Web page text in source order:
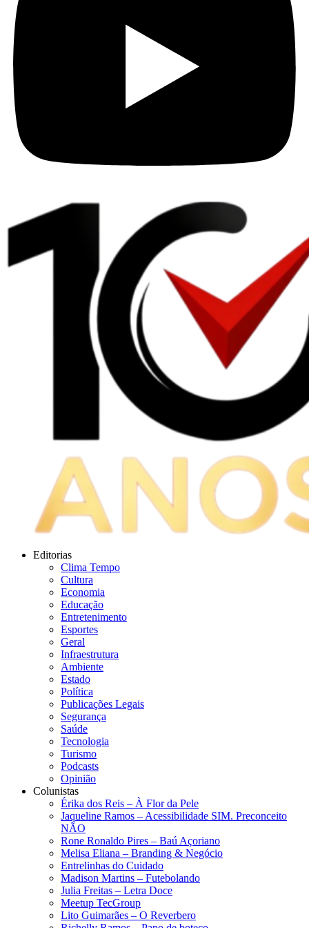
Editorias
Clima Tempo
Cultura
Economia
Educação
Entretenimento
Esportes
Geral
Infraestrutura
Ambiente
Estado
Política
Publicações Legais
Segurança
Saúde
Tecnologia
Turismo
Podcasts
Opinião
Colunistas
Érika dos Reis​ – À Flor da Pele
Jaqueline Ramos – Acessibilidade SIM. Preconceito
NÃO
Rone Ronaldo Pires – Baú Açoriano
Melisa Eliana – Branding & Negócio
Entrelinhas do Cuidado
Madison Martins – Futebolando
Julia Freitas​ – Letra Doce
Meetup TecGroup
Lito Guimarães – O Reverbero